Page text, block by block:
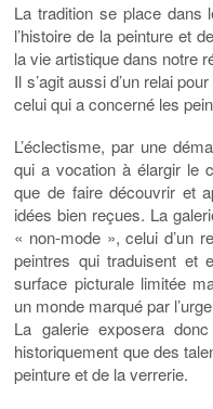
La tradition se place dans
l’histoire de la peinture et
la vie artistique dans notre
Il s’agit aussi d’un relai
celui qui a concerné les
L’éclectisme, par une
qui a vocation à élargir le
que de faire découvrir et
idées bien reçues. La
« non-mode », celui d’un
peintres qui traduisent et
surface picturale limitée
un monde marqué par
La galerie exposera
historiquement que des
peinture et de la verrerie.